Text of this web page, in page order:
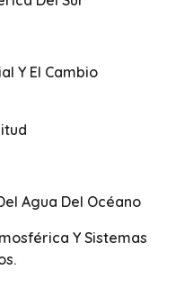
Y El Cambio
Agua Del Océano
Y Sistemas